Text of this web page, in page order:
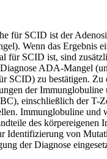
für SCID ist der
Wenn das Ergebnis
für SCID ist, sind
ADA-Mangel
SCID) zu bestätigen. Zu
der Immunglobuline
einschließlich der T-
Immunglobuline und
des körpereigenen
Identifizierung von
der Diagnose